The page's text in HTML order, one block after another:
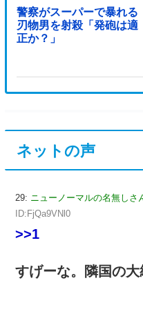
警察がスーパーで暴れる
刃物男を射殺「発砲は適
正か？」
ネットの声
29: ニューノーマルの名無しさ
ID:FjQa9VNl0
>>1
すげーな。隣国の大